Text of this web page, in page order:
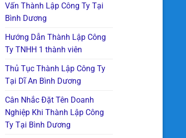
Vấn Thành Lập Công Ty Tại
Bình Dương
Hướng Dẫn Thành Lập Công
Ty TNHH 1 thành viên
Thủ Tục Thành Lập Công Ty
Tại Dĩ An Bình Dương
Cân Nhắc Đặt Tên Doanh
Nghiệp Khi Thành Lập Công
Ty Tại Bình Dương